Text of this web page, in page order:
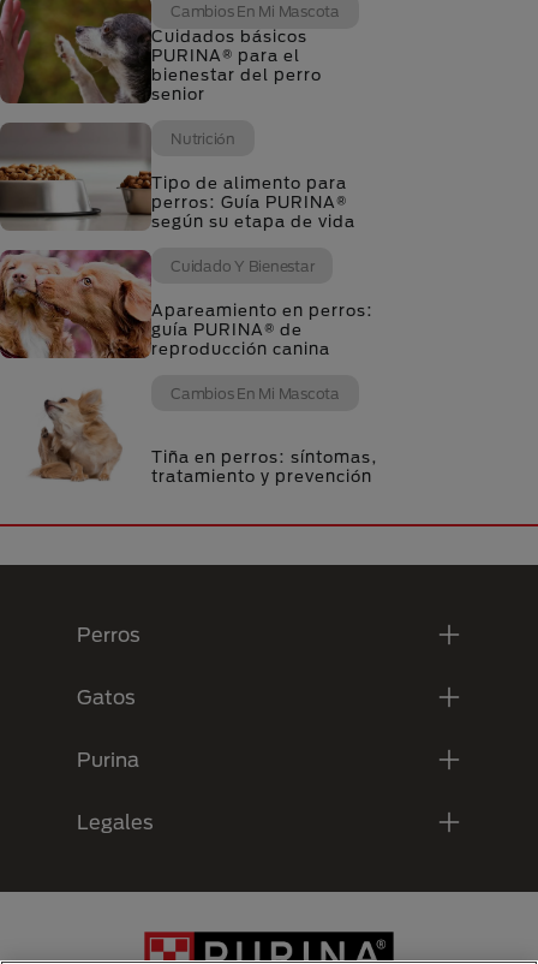
Cambios En Mi Mascota
Cuidados básicos
PURINA® para el
bienestar del perro
senior
Nutrición
Tipo de alimento para
perros: Guía PURINA®
según su etapa de vida
Cuidado Y Bienestar
Apareamiento en perros:
guía PURINA® de
reproducción canina
Cambios En Mi Mascota
Tiña en perros: síntomas,
tratamiento y prevención
Perros
Gatos
Purina
Legales